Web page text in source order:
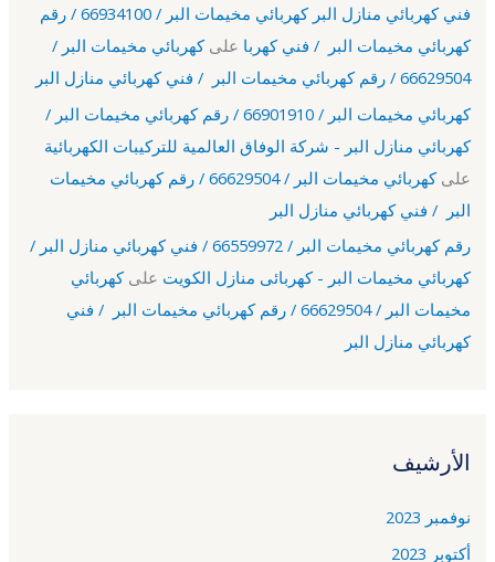
فني كهربائي منازل البر كهربائي مخيمات البر / 66934100 / رقم
كهربائي مخيمات البر / فني كهربا علىكهربائي مخيمات البر /
66629504 / رقم كهربائي مخيمات البر / فني كهربائي منازل البر
كهربائي مخيمات البر / 66901910 / رقم كهربائي مخيمات البر /
كهربائي منازل البر - شركة الوفاق العالمية للتركيبات الكهربائية
على
كهربائي مخيمات البر / 66629504 / رقم كهربائي مخيمات
البر / فني كهربائي منازل البر
رقم كهربائي مخيمات البر / 66559972 / فني كهربائي منازل البر /
كهربائي مخيمات البر - كهربائى منازل الكويت علىكهربائي
مخيمات البر / 66629504 / رقم كهربائي مخيمات البر / فني
كهربائي منازل البر
الأرشيف
نوفمبر 2023
أكتوبر 2023